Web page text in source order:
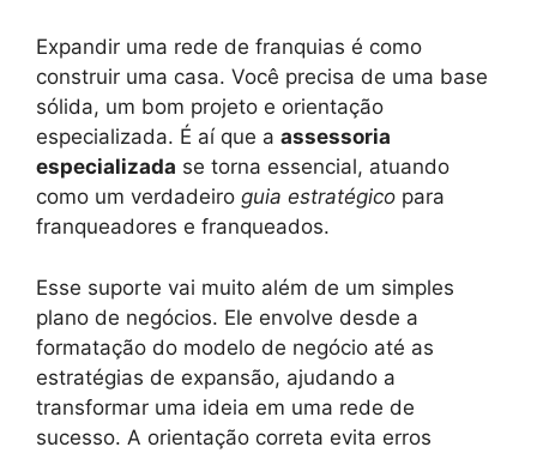
Expandir uma rede de franquias é como
construir uma casa. Você precisa de uma base
sólida, um bom projeto e orientação
especializada. É aí que a assessoria
especializada se torna essencial, atuando
como um verdadeiro guia estratégico para
franqueadores e franqueados.
Esse suporte vai muito além de um simples
plano de negócios. Ele envolve desde a
formatação do modelo de negócio até as
estratégias de expansão, ajudando a
transformar uma ideia em uma rede de
sucesso. A orientação correta evita erros